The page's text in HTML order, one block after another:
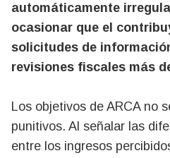
automáticamente
ocasionar que el
solicitudes de
revisiones fiscales más
Los objetivos de ARCA no
punitivos. Al señalar las
entre los ingresos